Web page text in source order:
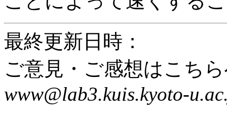
最終更新日時：
ご意見・ご感想はこち
www@lab3.kuis.kyoto-